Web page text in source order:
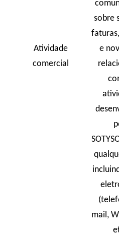
Atividade
comercial
sobre
e
mail,